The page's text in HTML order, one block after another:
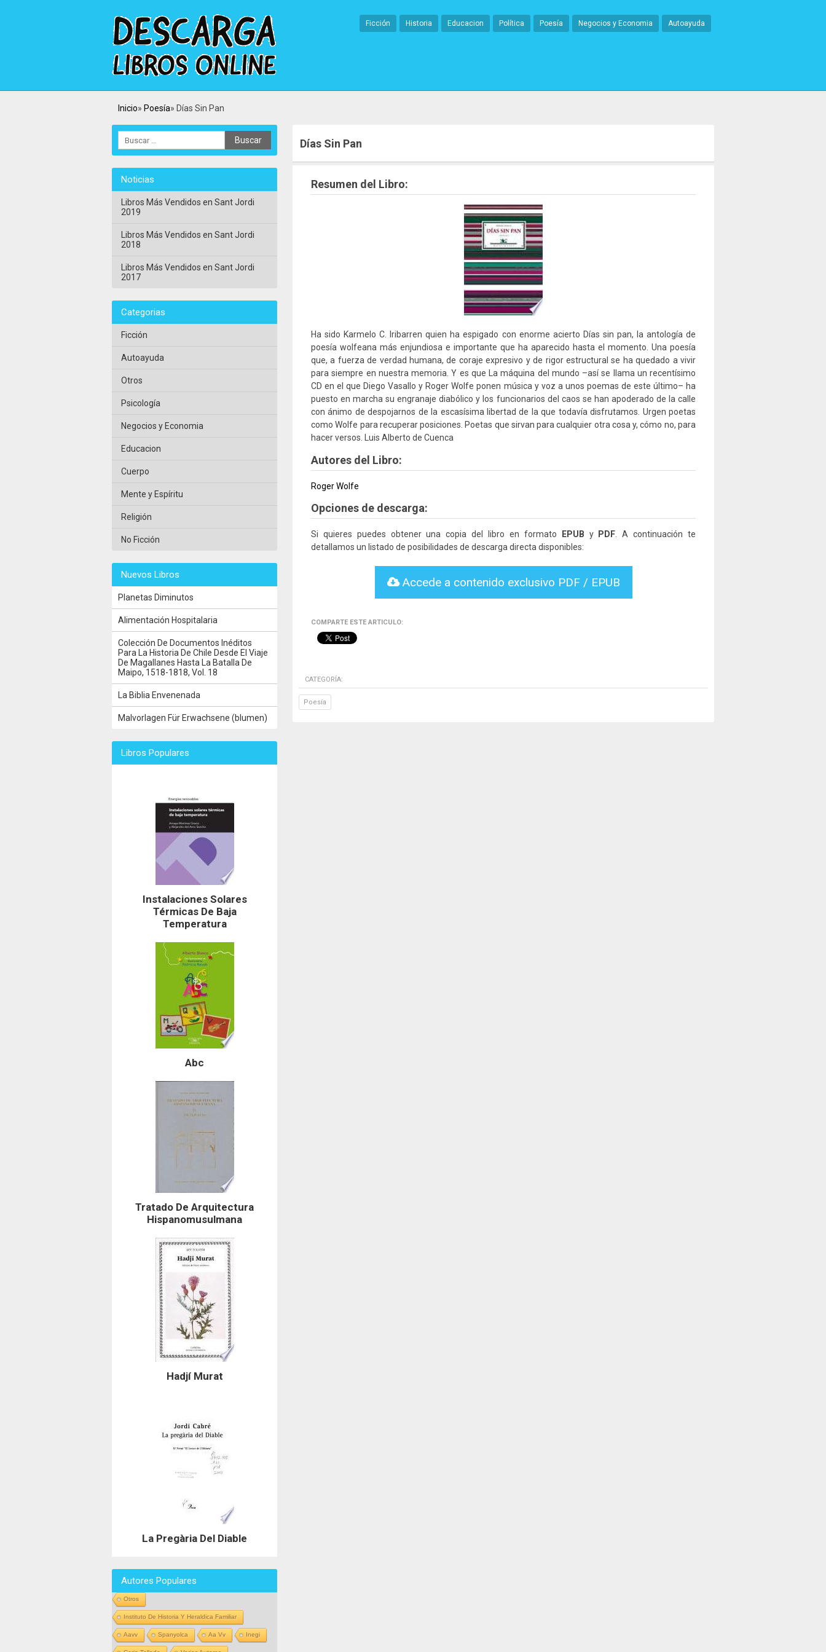
Ficción Historia Educacion Política Poesía Negocios y Economia Autoayuda
Inicio Poesía Días Sin Pan
Días Sin Pan
Resumen del Libro:
Ha sido Karmelo C. Iribarren quien ha espigado con enorme acierto Días sin pan, la antología de
poesía wolfeana más enjundiosa e importante que ha aparecido hasta el momento. Una poesía
que, a fuerza de verdad humana, de coraje expresivo y de rigor estructural se ha quedado a vivir
para siempre en nuestra memoria. Y es que La máquina del mundo –así se llama un recentísimo
CD en el que Diego Vasallo y Roger Wolfe ponen música y voz a unos poemas de este último– ha
puesto en marcha su engranaje diabólico y los funcionarios del caos se han apoderado de la calle
con ánimo de despojarnos de la escasísima libertad de la que todavía disfrutamos. Urgen poetas
como Wolfe para recuperar posiciones. Poetas que sirvan para cualquier otra cosa y, cómo no, para
hacer versos. Luis Alberto de Cuenca
Autores del Libro:
Roger Wolfe
Opciones de descarga:
Si quieres puedes obtener una copia del libro en formato EPUB y PDF . A continuación te
detallamos un listado de posibilidades de descarga directa disponibles:
Accede a contenido exclusivo PDF / EPUB
COMPARTE ESTE ARTICULO:
CATEGORÍA:
Poesía
Noticias
Libros Más Vendidos en Sant Jordi
2019
Libros Más Vendidos en Sant Jordi
2018
Libros Más Vendidos en Sant Jordi
2017
Categorias
Ficción
Autoayuda
Otros
Psicología
Negocios y Economia
Educacion
Cuerpo
Mente y Espíritu
Religión
No Ficción
Nuevos Libros
Planetas Diminutos
Alimentación Hospitalaria
Colección De Documentos Inéditos
Para La Historia De Chile Desde El Viaje
De Magallanes Hasta La Batalla De
Maipo, 1518-1818, Vol. 18
La Biblia Envenenada
Malvorlagen Für Erwachsene (blumen)
Libros Populares
Instalaciones Solares
Térmicas De Baja
Temperatura
Abc
Tratado De Arquitectura
Hispanomusulmana
Hadjí Murat
La Pregària Del Diable
Autores Populares
Otros
Instituto De Historia Y Heraldica Familiar
Aavv Spanyolca Aa Vv Inegi